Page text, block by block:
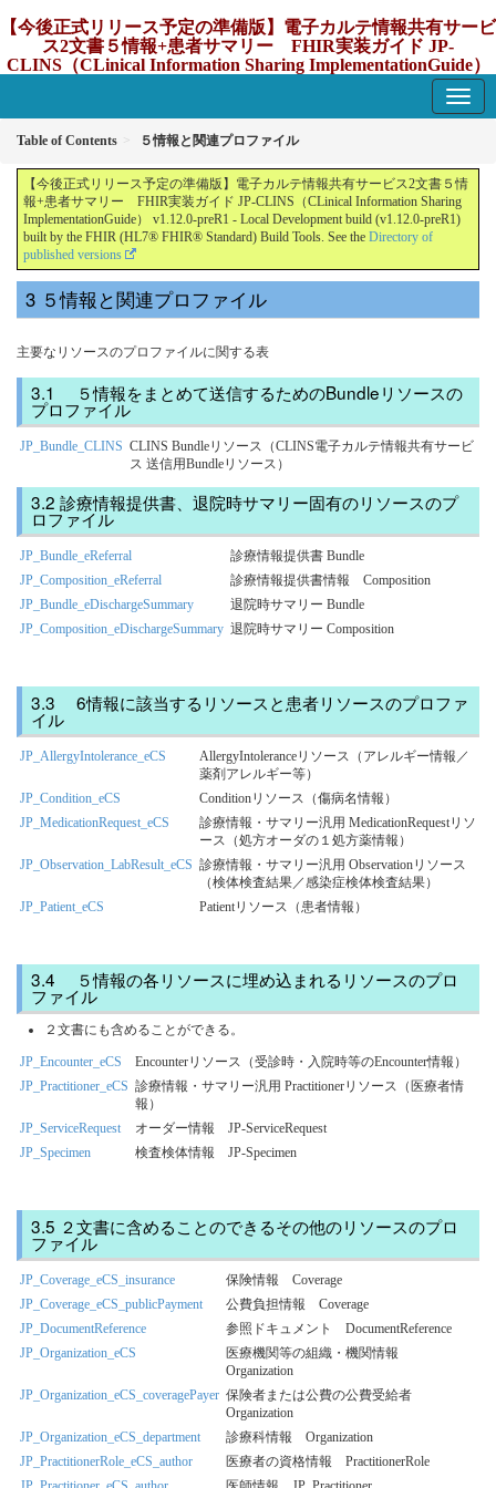
【今後正式リリース予定の準備版】電子カルテ情報共有サービ
ス2文書５情報+患者サマリー FHIR実装ガイド JP-
CLINS（CLinical Information Sharing ImplementationGuide）
Table of Contents ５情報と関連プロファイル
【今後正式リリース予定の準備版】電子カルテ情報共有サービス2文書５情
報+患者サマリー FHIR実装ガイド JP-CLINS（CLinical Information Sharing
ImplementationGuide） v1.12.0-preR1 - Local Development build (v1.12.0-preR1)
built by the FHIR (HL7® FHIR® Standard) Build Tools. See the Directory of
published versions
５情報と関連プロファイル
主要なリソースのプロファイルに関する表
５情報をまとめて送信するためのBundleリソースの
プロファイル
JP_Bundle_CLINS CLINS Bundleリソース（CLINS電子カルテ情報共有サービ
ス 送信用Bundleリソース）
診療情報提供書、退院時サマリー固有のリソースのプ
ロファイル
JP_Bundle_eReferral
診療情報提供書 Bundle
JP_Composition_eReferral
診療情報提供書情報 Composition
JP_Bundle_eDischargeSummary
退院時サマリー Bundle
JP_Composition_eDischargeSummary 退院時サマリー Composition
6情報に該当するリソースと患者リソースのプロファ
イル
JP_AllergyIntolerance_eCS
AllergyIntoleranceリソース（アレルギー情報／
薬剤アレルギー等）
JP_Condition_eCS
Conditionリソース（傷病名情報）
JP_MedicationRequest_eCS
診療情報・サマリー汎用 MedicationRequestリソ
ース（処方オーダの１処方薬情報）
JP_Observation_LabResult_eCS 診療情報・サマリー汎用 Observationリソース
（検体検査結果／感染症検体検査結果）
JP_Patient_eCS
Patientリソース（患者情報）
５情報の各リソースに埋め込まれるリソースのプロ
ファイル
２文書にも含めることができる。
JP_Encounter_eCS
Encounterリソース（受診時・入院時等のEncounter情報）
JP_Practitioner_eCS 診療情報・サマリー汎用 Practitionerリソース（医療者情
報）
JP_ServiceRequest
オーダー情報 JP-ServiceRequest
JP_Specimen
検査検体情報 JP-Specimen
２文書に含めることのできるその他のリソースのプロ
ファイル
JP_Coverage_eCS_insurance
保険情報 Coverage
JP_Coverage_eCS_publicPayment
公費負担情報 Coverage
JP_DocumentReference
参照ドキュメント DocumentReference
JP_Organization_eCS
医療機関等の組織・機関情報
Organization
JP_Organization_eCS_coveragePayer 保険者または公費の公費受給者
Organization
JP_Organization_eCS_department
診療科情報 Organization
JP_PractitionerRole_eCS_author
医療者の資格情報 PractitionerRole